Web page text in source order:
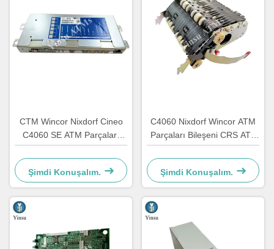
CTM Wincor Nixdorf Cineo
C4060 SE ATM Parçaları
Özel Elektronik 1750147868
Şimdi Konuşalım.
C4060 Nixdorf Wincor ATM
Parçaları Bileşeni CRS ATS
Merkezileştirme Birimi AU
Modülü 1750134478
Şimdi Konuşalım.